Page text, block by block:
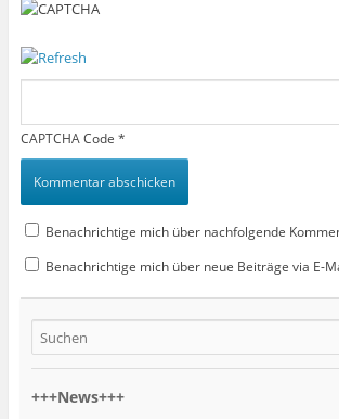
CAPTCHA Code *
Benachrichtige mich über nachfolgende
Benachrichtige mich über neue Beiträge via E-
+++News+++